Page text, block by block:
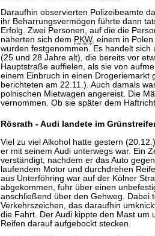
Daraufhin observierten Polizeibeamte
ihr Beharrungsvermögen führte dann
Erfolg. Zwei Personen, auf die die
näherten sich dem PKW, einem in
wurden festgenommen. Es handelt sich
(25 und 28 Jahre alt), die bereits vor
Hauptstraße auffielen, als sie von
einem Einbruch in einen Drogeriemarkt
berichteten am 22.11.). Auch damals
polnischen Mietwagen angereist. Die
vernommen. Ob sie später dem
Rösrath - Audi landete im
Viel zu viel Alkohol hatte gestern
er mit seinem Audi unterwegs war. Ein
verständigt, nachdem er das Auto
laufendem Motor und durchdrehen
aus Unterföhring war auf der Kölner
abgekommen, fuhr über einen
anschließend über den Gehweg. Dabei
Verkehrszeichen, das daraufhin
die Fahrt. Der Audi kippte den Mast um
Reifen darauf aufgebockt stecken.